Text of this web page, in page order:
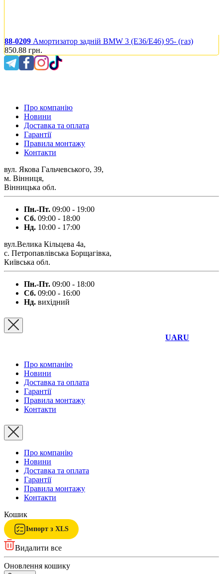
88-0209 Амортизатор задній BMW 3 (E36/E46) 95- (газ)
850.88 грн.
Про компанію
Новини
Доставка та оплата
Гарантії
Правила монтажу
Контакти
вул. Якова Гальчевського, 39,
м. Вінниця,
Вінницька обл.
Пн.-Пт. 09:00 - 19:00
Сб. 09:00 - 18:00
Нд. 10:00 - 17:00
вул.Велика Кільцева 4а,
с. Петропавлівська Борщагівка,
Київська обл.
Пн.-Пт. 09:00 - 18:00
Сб. 09:00 - 16:00
Нд. вихідний
RU
UA
Про компанію
Новини
Доставка та оплата
Гарантії
Правила монтажу
Контакти
Про компанію
Новини
Доставка та оплата
Гарантії
Правила монтажу
Контакти
Кошик
Імпорт з XLS
Видалити все
Оновлення кошику